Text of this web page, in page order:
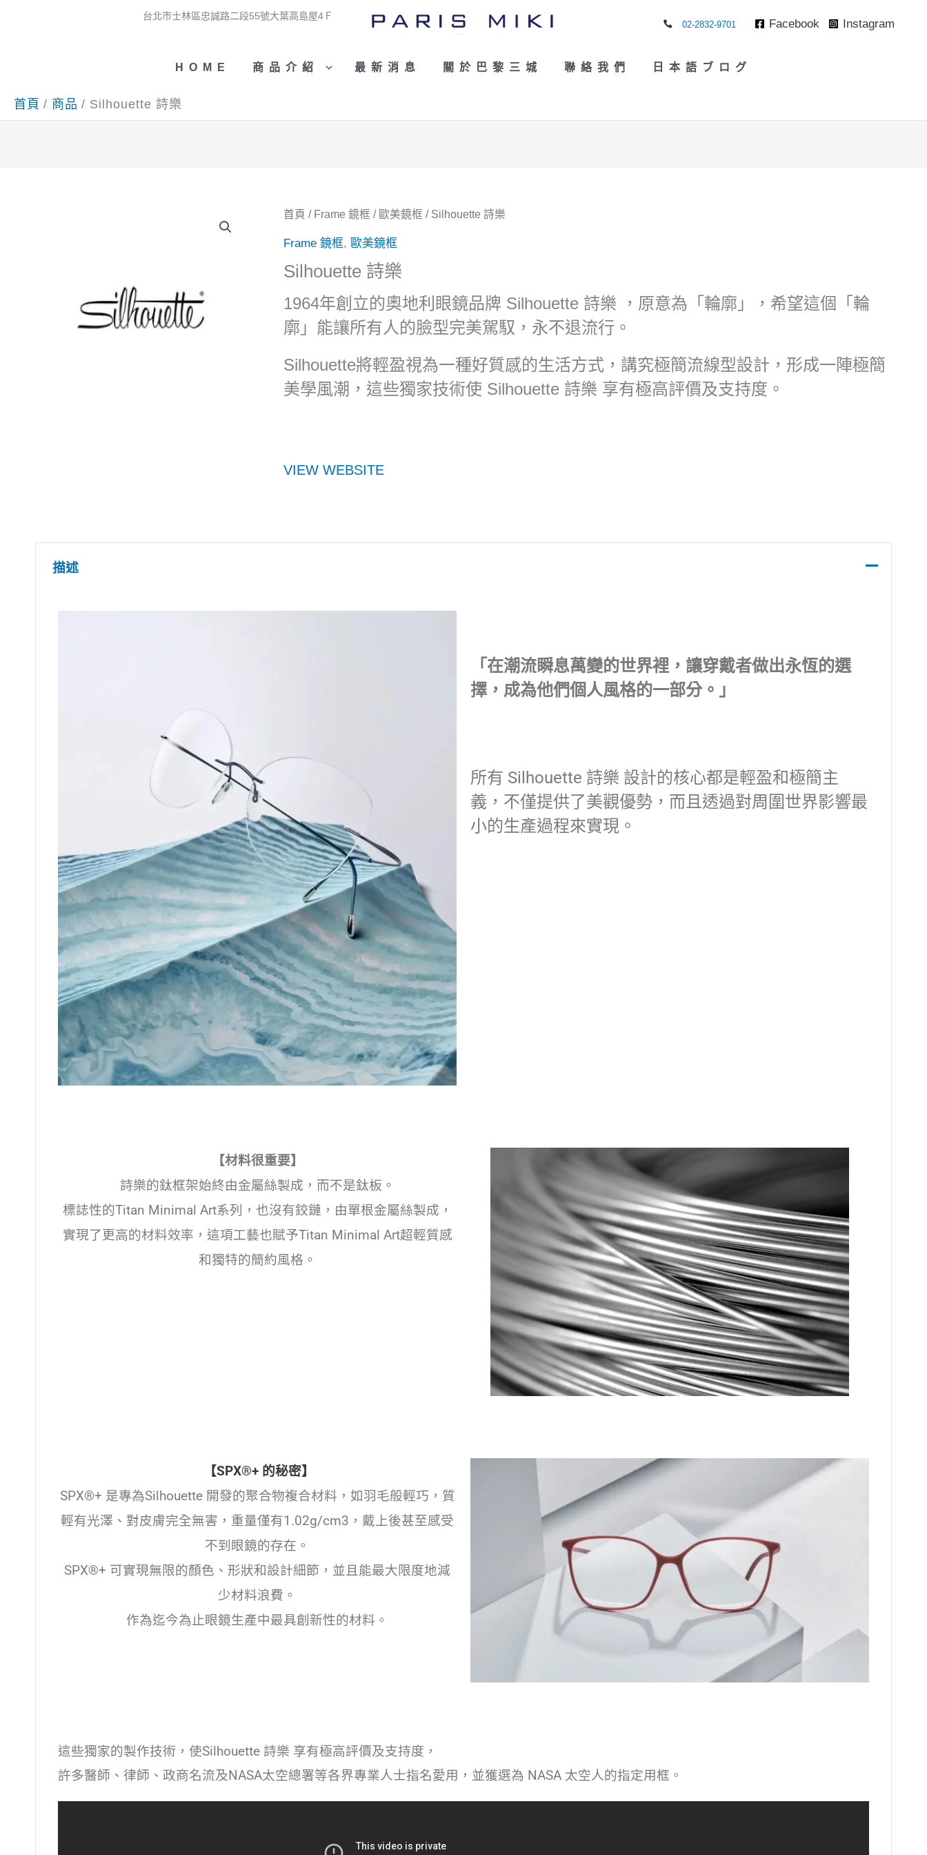
台北市士林區忠誠路二段55號大葉高島屋4Ｆ
02-2832-9701 Facebook Instagram
HOME 商品介紹 最新消息 關於巴黎三城 聯絡我們 日本語ブログ
首頁 商品 Silhouette 詩樂
首頁 / Frame 鏡框 / 歐美鏡框 / Silhouette 詩樂
Frame 鏡框, 歐美鏡框
Silhouette 詩樂
1964年創立的奧地利眼鏡品牌 Silhouette 詩樂 ，原意為「輪廓」，希望這個「輪
廓」能讓所有人的臉型完美駕馭，永不退流行。
Silhouette將輕盈視為一種好質感的生活方式，講究極簡流線型設計，形成一陣極簡
美學風潮，這些獨家技術使 Silhouette 詩樂 享有極高評價及支持度。
VIEW WEBSITE
描述
「在潮流瞬息萬變的世界裡，讓穿戴者做出永恆的選
擇，成為他們個人風格的一部分。」
所有 Silhouette 詩樂 設計的核心都是輕盈和極簡主
義，不僅提供了美觀優勢，而且透過對周圍世界影響最
小的生產過程來實現。
【材料很重要】
詩樂的鈦框架始終由金屬絲製成，而不是鈦板。
標誌性的Titan Minimal Art系列，也沒有鉸鏈，由單根金屬絲製成，
實現了更高的材料效率，這項工藝也賦予Titan Minimal Art超輕質感
和獨特的簡約風格。
【SPX®+ 的秘密】
SPX®+ 是專為Silhouette 開發的聚合物複合材料，如羽毛般輕巧，質
輕有光澤、對皮膚完全無害，重量僅有1.02g/cm3，戴上後甚至感受
不到眼鏡的存在。
SPX®+ 可實現無限的顏色、形狀和設計細節，並且能最大限度地減
少材料浪費。
作為迄今為止眼鏡生產中最具創新性的材料。
這些獨家的製作技術，使Silhouette 詩樂 享有極高評價及支持度，
許多醫師、律師、政商名流及NASA太空總署等各界專業人士指名愛用，並獲選為 NASA 太空人的指定用框。